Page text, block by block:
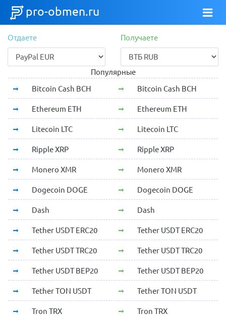
pro-obmen.ru
Отдаете Получаете
Популярные
Bitcoin Cash BCH
Bitcoin Cash BCH
Ethereum ETH Ethereum ETH
Litecoin LTC Litecoin LTC
Ripple XRP Ripple XRP
Monero XMR Monero XMR
Dogecoin DOGE Dogecoin DOGE
Dash Dash
Tether USDT ERC20 Tether USDT ERC20
Tether USDT TRC20 Tether USDT TRC20
Tether USDT BEP20 Tether USDT BEP20
Tether TON USDT Tether TON USDT
Tron TRX Tron TRX